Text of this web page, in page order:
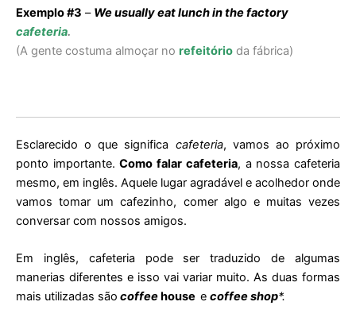
Exemplo #3 – We usually eat lunch in the factory
cafeteria.
(A gente costuma almoçar no refeitório da fábrica)
Esclarecido o que significa cafeteria, vamos ao próximo
ponto importante.Como falar cafeteria, a nossa cafeteria
mesmo, em inglês. Aquele lugar agradável e acolhedor onde
vamos tomar um cafezinho, comer algo e muitas vezes
conversar com nossos amigos.
Em inglês, cafeteria pode ser traduzido de algumas
manerias diferentes e isso vai variar muito. As duas formas
mais utilizadas são coffeehouse e coffee shop*.